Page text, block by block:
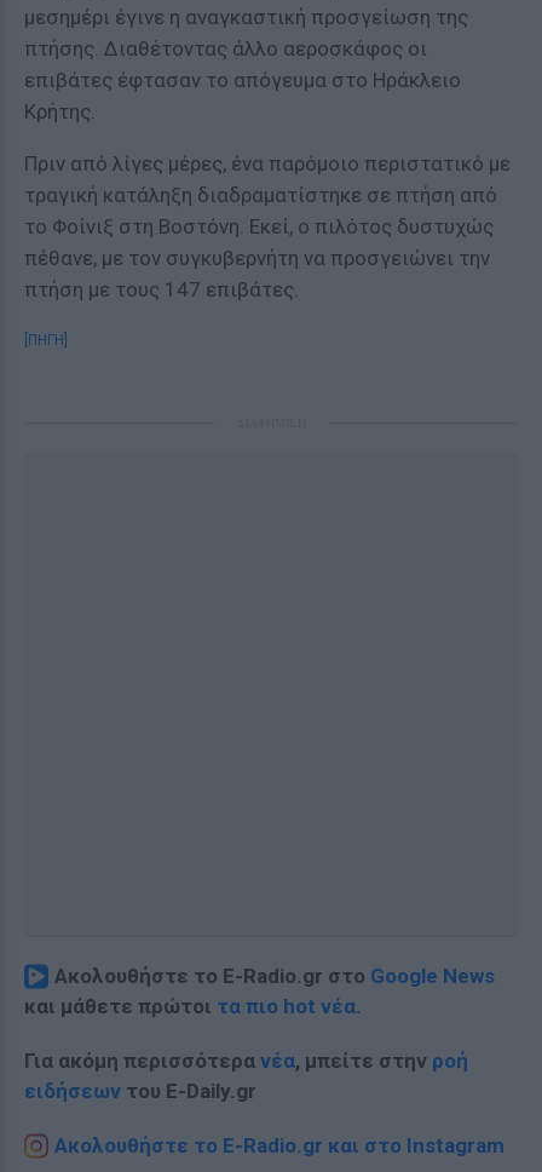
μεσημέρι έγινε η αναγκαστική προσγείωση της
πτήσης. Διαθέτοντας άλλο αεροσκάφος οι
επιβάτες έφτασαν το απόγευμα στο Ηράκλειο
Κρήτης.
Πριν από λίγες μέρες, ένα παρόμοιο περιστατικό με
τραγική κατάληξη διαδραματίστηκε σε πτήση από
το Φοίνιξ στη Βοστόνη. Εκεί, ο πιλότος δυστυχώς
πέθανε, με τον συγκυβερνήτη να προσγειώνει την
πτήση με τους 147 επιβάτες.
[ΠΗΓΗ]
Ακολουθήστε το E-Radio.gr στο Google News
και μάθετε πρώτοι τα πιο hot νέα.
Για ακόμη περισσότερα νέα, μπείτε στην ροή
ειδήσεων του E-Daily.gr
Ακολουθήστε το E-Radio.gr και στο Instagram